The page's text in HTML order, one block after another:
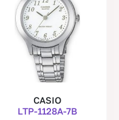
CASIO
LTP-1128A-7B